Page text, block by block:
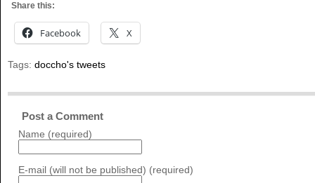
Share this:
Facebook X
Tags: doccho's tweets
Post a Comment
Name (required)
E-mail (will not be published) (required)